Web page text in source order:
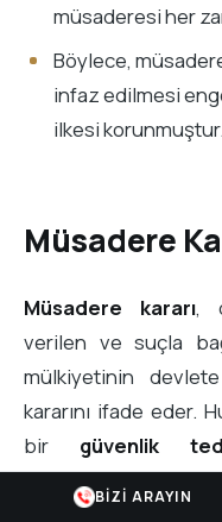
müsaderesi her
Böylece,
infaz edilmesi
ilkesi korunmuştur.
Müsadere
Müsadere kararı,
verilen ve suçla
mülkiyetinin
kararını ifade eder.
bir güvenlik
yaptırımlarından
BIZI ARAYIN